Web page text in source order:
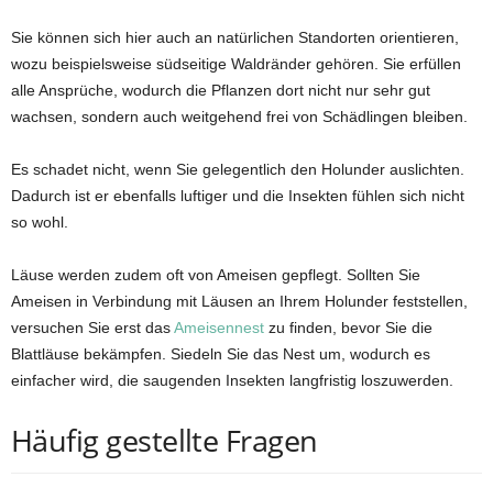
Sie können sich hier auch an natürlichen Standorten orientieren,
wozu beispielsweise südseitige Waldränder gehören. Sie erfüllen
alle Ansprüche, wodurch die Pflanzen dort nicht nur sehr gut
wachsen, sondern auch weitgehend frei von Schädlingen bleiben.
Es schadet nicht, wenn Sie gelegentlich den Holunder auslichten.
Dadurch ist er ebenfalls luftiger und die Insekten fühlen sich nicht
so wohl.
Läuse werden zudem oft von Ameisen gepflegt. Sollten Sie
Ameisen in Verbindung mit Läusen an Ihrem Holunder feststellen,
versuchen Sie erst dasAmeisennest zu finden, bevor Sie die
Blattläuse bekämpfen. Siedeln Sie das Nest um, wodurch es
einfacher wird, die saugenden Insekten langfristig loszuwerden.
Häufig gestellte Fragen